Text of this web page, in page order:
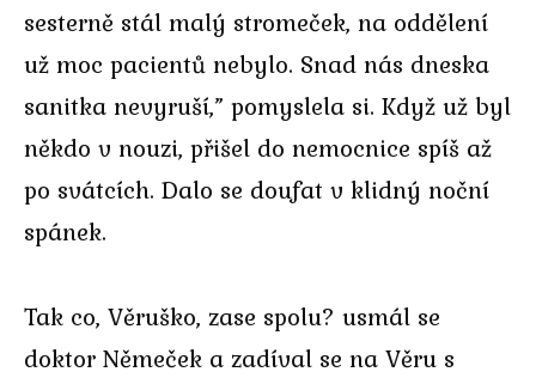
sesterně stál malý stromeček, na oddělení
už moc pacientů nebylo. Snad nás dneska
sanitka nevyruší,” pomyslela si. Když už byl
někdo v nouzi, přišel do nemocnice spíš až
po svátcích. Dalo se doufat v klidný noční
spánek.
Tak co, Věruško, zase spolu? usmál se
doktor Němeček a zadíval se na Věru s